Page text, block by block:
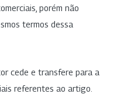
porém não
termos dessa
cede e transfere para a
referentes ao artigo.